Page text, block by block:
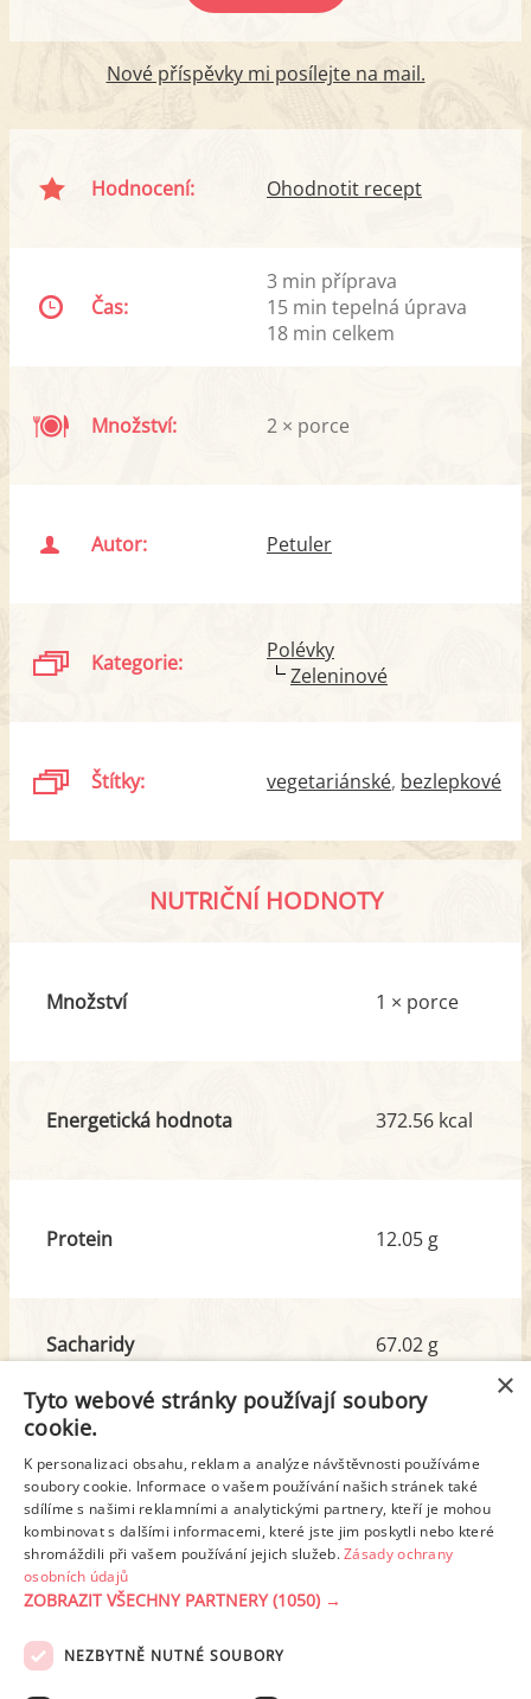
Nové příspěvky mi posílejte na mail.
Hodnocení: Ohodnotit recept
Čas:
3 min příprava
15 min tepelná úprava
18 min celkem
Množství: 2 × porce
Autor: Petuler
Kategorie:
Polévky
Zeleninové
Štítky: vegetariánské bezlepkové
NUTRIČNÍ HODNOTY
Množství 1 × porce
Energetická hodnota 372.56 kcal
Protein 12.05 g
Sacharidy
z toho cukr
67.02 g
6.05 g
Tuk
z toho nas. mastné kyseliny
4.00 g
1.72 g
Detailní rozpis
×
Tyto webové stránky používají soubory
cookie.
K personalizaci obsahu, reklam a analýze návštěvnosti používáme
soubory cookie. Informace o vašem používání našich stránek také
sdílíme s našimi reklamními a analytickými partnery, kteří je mohou
kombinovat s dalšími informacemi, které jste jim poskytli nebo které
shromáždili při vašem používání jejich služeb.Zásady ochrany
osobních údajů
ZOBRAZIT VŠECHNY PARTNERY(1050) →
NEZBYTNĚ NUTNÉ SOUBORY